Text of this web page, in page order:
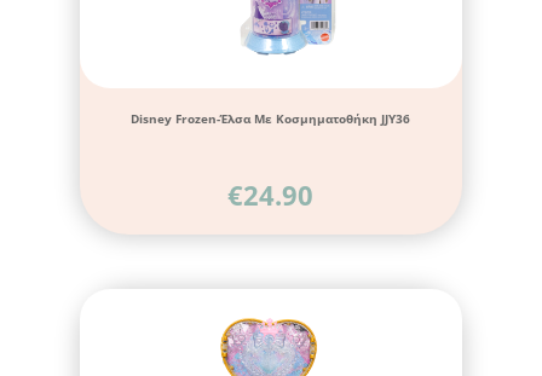
Disney Frozen-Έλσα Με Κοσμηματοθήκη JJY36
€24.90